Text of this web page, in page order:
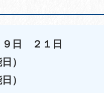
日 ２１日
）
）